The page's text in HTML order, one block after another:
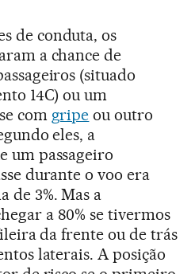
de conduta, os
a chance de
(situado
14C) ou um
com gripe ou outro
eles, a
um passageiro
durante o voo era
3%. Mas a
a 80% se tivermos
da frente ou de trás
laterais. A posição